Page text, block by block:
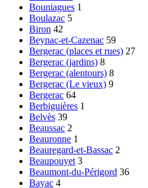
Bouniagues 1
Boulazac 5
Biron 42
Beynac-et-Cazenac 59
Bergerac (places et rues) 27
Bergerac (jardins) 8
Bergerac (alentours) 8
Bergerac (Le vieux) 9
Bergerac 64
Berbiguières 1
Belvès 39
Beaussac 2
Beauronne 1
Beauregard-et-Bassac 2
Beaupouyet 3
Beaumont-du-Périgord 36
Bayac 4